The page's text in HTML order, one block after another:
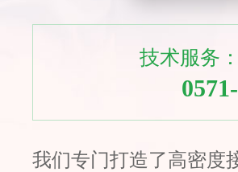
技术服务：
我们专门打造了高密度